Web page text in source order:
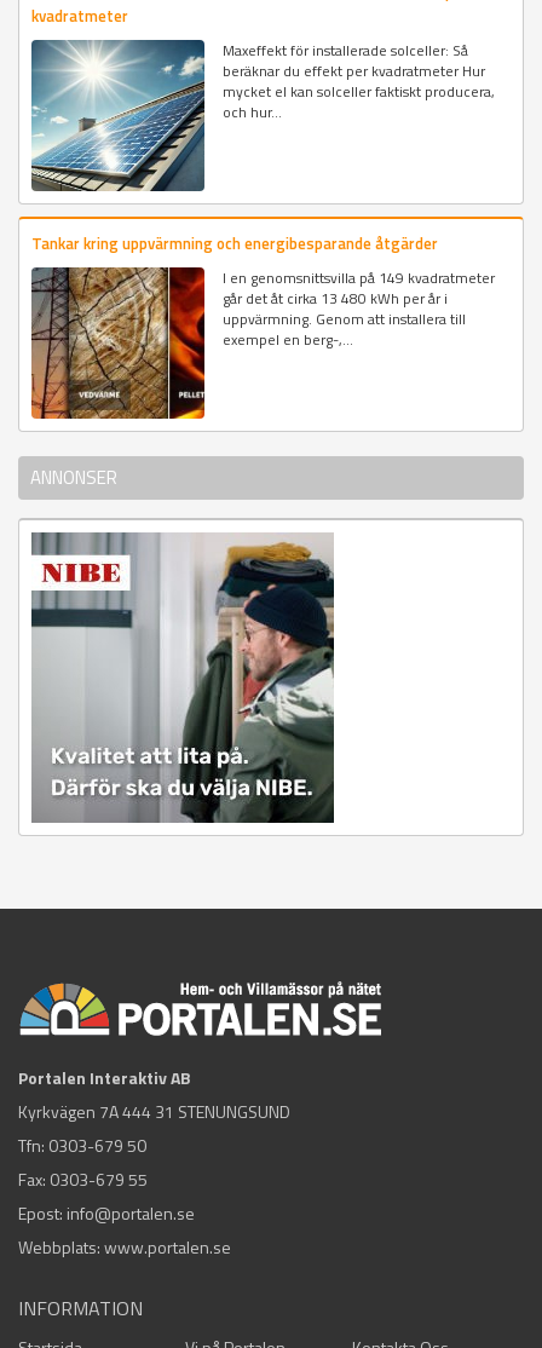
kvadratmeter
Maxeffekt för installerade solceller: Så
beräknar du effekt per kvadratmeter Hur
mycket el kan solceller faktiskt producera,
och hur...
Tankar kring uppvärmning och energibesparande åtgärder
I en genomsnittsvilla på 149 kvadratmeter
går det åt cirka 13 480 kWh per år i
uppvärmning. Genom att installera till
exempel en berg-,...
ANNONSER
Portalen Interaktiv AB
Kyrkvägen 7A 444 31 STENUNGSUND
Tfn: 0303-679 50
Fax: 0303-679 55
Epost: info@portalen.se
Webbplats: www.portalen.se
INFORMATION